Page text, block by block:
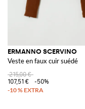
ERMANNO SCERVINO
Veste en faux cuir suédé
215,00 €
107,51 €
-50%